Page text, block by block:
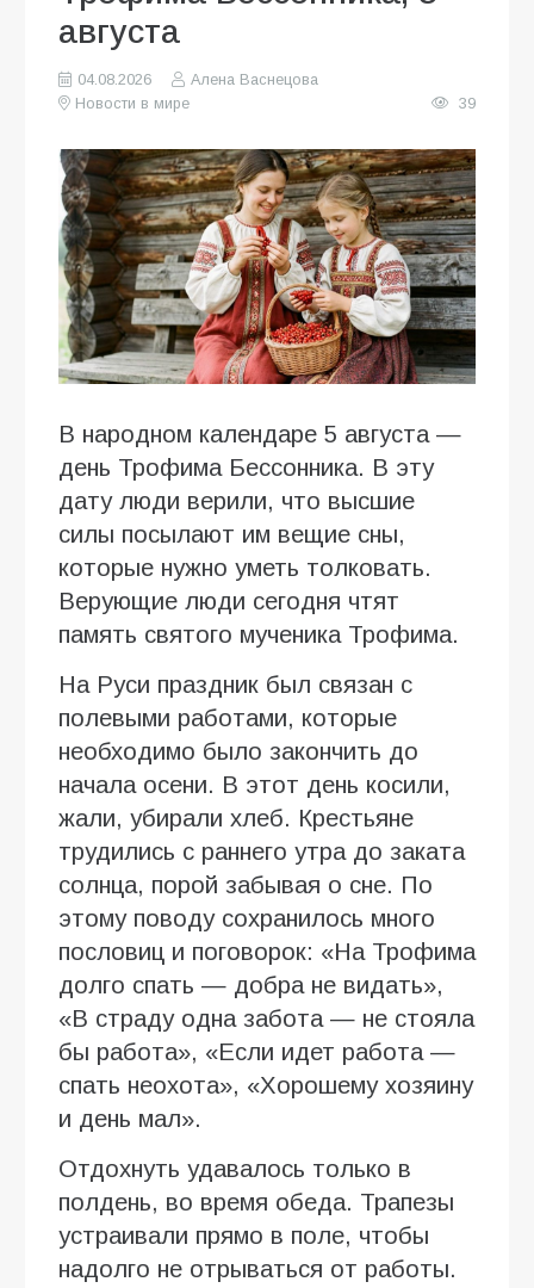
августа
04.08.2026
Алена Васнецова
Новости в мире
39
В народном календаре 5 августа —
день Трофима Бессонника. В эту
дату люди верили, что высшие
силы посылают им вещие сны,
которые нужно уметь толковать.
Верующие люди сегодня чтят
память святого мученика Трофима.
На Руси праздник был связан с
полевыми работами, которые
необходимо было закончить до
начала осени. В этот день косили,
жали, убирали хлеб. Крестьяне
трудились с раннего утра до заката
солнца, порой забывая о сне. По
этому поводу сохранилось много
пословиц и поговорок: «На Трофима
долго спать — добра не видать»,
«В страду одна забота — не стояла
бы работа», «Если идет работа —
спать неохота», «Хорошему хозяину
и день мал».
Отдохнуть удавалось только в
полдень, во время обеда. Трапезы
устраивали прямо в поле, чтобы
надолго не отрываться от работы.